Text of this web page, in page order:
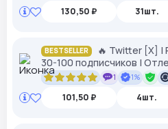
130,50 ₽ 31шт.
BESTSELLER
🔥 Twitter [X] |
30-100 подписчиков |
1 1%
101,50 ₽ 4шт.